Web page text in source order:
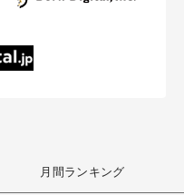
月間ランキング